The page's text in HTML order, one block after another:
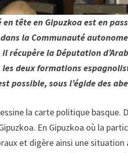
en tête en Gipuzkoa est en
la Communauté
récupère la Députation
deux formations
possible, sous l’égide des
la carte politique basque.
En Gipuzkoa où la
et digère ainsi une situation